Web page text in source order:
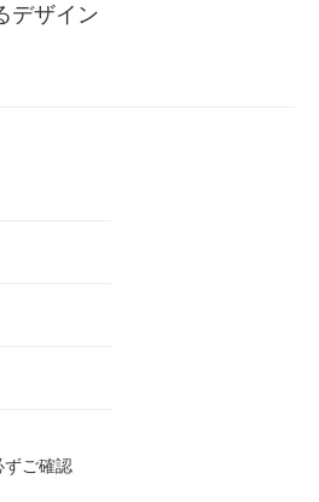
デザイン
ずご確認